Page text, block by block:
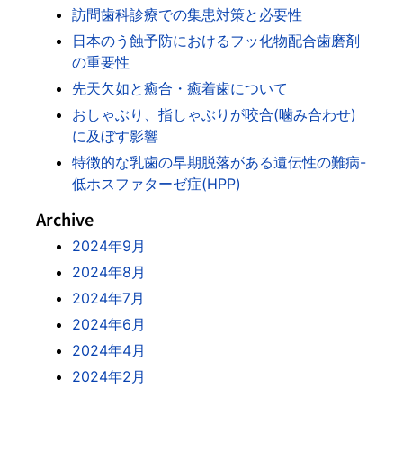
訪問歯科診療での集患対策と必要性
日本のう蝕予防におけるフッ化物配合歯磨剤
の重要性
先天欠如と癒合・癒着歯について
おしゃぶり、指しゃぶりが咬合(噛み合わせ)
に及ぼす影響
特徴的な乳歯の早期脱落がある遺伝性の難病-
低ホスファターゼ症(HPP)
Archive
2024年9月
2024年8月
2024年7月
2024年6月
2024年4月
2024年2月